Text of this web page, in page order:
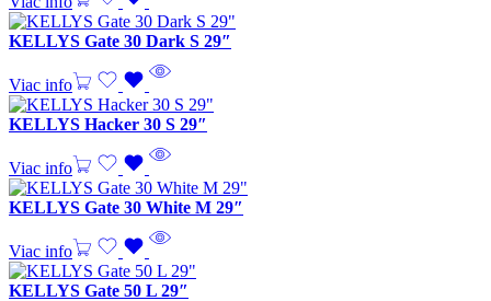
KELLYS Gate 30 Dark S 29″
Viac info
KELLYS Hacker 30 S 29″
Viac info
KELLYS Gate 30 White M 29″
Viac info
KELLYS Gate 50 L 29″